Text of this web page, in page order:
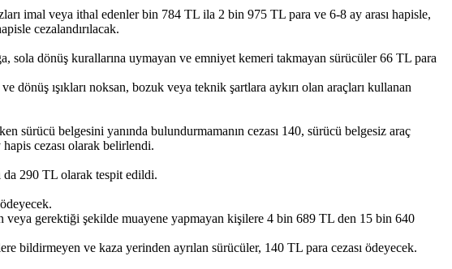
imal veya ithal edenler bin 784 TL ila 2 bin 975 TL para ve 6-8 ay arası hapisle,
cezalandırılacak.
sola dönüş kurallarına uymayan ve emniyet kemeri takmayan sürücüler 66 TL para
dönüş ışıkları noksan, bozuk veya teknik şartlara aykırı olan araçları kullanan
sürücü belgesini yanında bulundurmamanın cezası 140, sürücü belgesiz araç
cezası olarak belirlendi.
da 290 TL olarak tespit edildi.
gerektiği şekilde muayene yapmayan kişilere 4 bin 689 TL den 15 bin 640
ve kaza yerinden ayrılan sürücüler, 140 TL para cezası ödeyecek.